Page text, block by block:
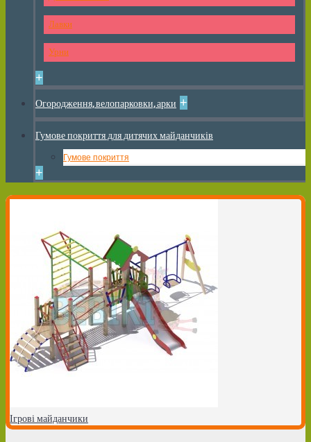
Лавки
Урни
+
Огородження, велопарковки, арки +
Гумове покриття для дитячих майданчиків
Гумове покриття
+
Ігрові майданчики